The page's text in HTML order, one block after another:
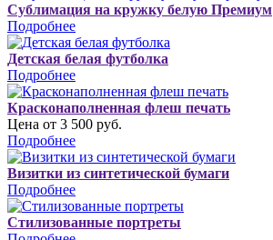
Сублимация на кружку белую Премиум
Подробнее
Детская белая футболка
Подробнее
Красконаполненная флеш печать
Цена от 3 500 руб.
Подробнее
Визитки из синтетической бумаги
Подробнее
Стилизованные портреты